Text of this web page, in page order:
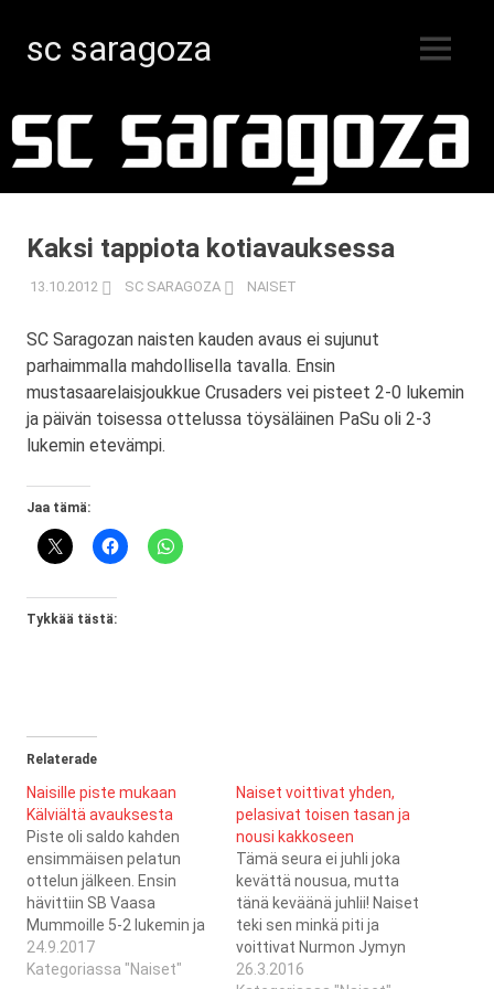
content
sc saragoza
vuodesta
1996
MENU
Kaksi tappiota kotiavauksessa
13.10.2012 SC SARAGOZA NAISET
SC Saragozan naisten kauden avaus ei sujunut
parhaimmalla mahdollisella tavalla. Ensin
mustasaarelaisjoukkue Crusaders vei pisteet 2-0 lukemin
ja päivän toisessa ottelussa töysäläinen PaSu oli 2-3
lukemin etevämpi.
Jaa tämä:
Tykkää tästä:
Relaterade
Naisille piste mukaan
Kälviältä avauksesta
Piste oli saldo kahden
ensimmäisen pelatun
ottelun jälkeen. Ensin
hävittiin SB Vaasa
Mummoille 5-2 lukemin ja
sen jälkeen tasattiin
pisteet Jeppis FBCn
24.9.2017
Kategoriassa "Naiset"
Naiset voittivat yhden,
pelasivat toisen tasan ja
nousi kakkoseen
Tämä seura ei juhli joka
kevättä nousua, mutta
tänä keväänä juhlii! Naiset
teki sen minkä piti ja
voittivat Nurmon Jymyn
päivän ensimmäisessä
26.3.2016